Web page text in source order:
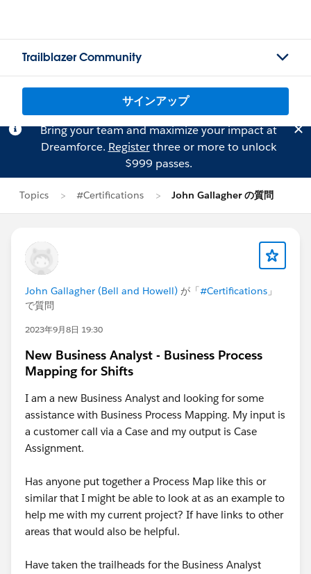
Trailblazer Community
サインアップ
Bring your team and maximize your impact at
Dreamforce. Registerthree or more to unlock
$999 passes.
Topics #Certifications John Gallagher の質問
John Gallagher (Bell and Howell) が「#Certifications 」
で質問
2023年9月8日 19:30
New Business Analyst - Business Process
Mapping for Shifts
I am a new Business Analyst and looking for some
assistance with Business Process Mapping. My input is
a customer call via a Case and my output is Case
Assignment.
Has anyone put together a Process Map like this or
similar that I might be able to look at as an example to
help me with my current project? If have links to other
areas that would also be helpful.
Have taken the trailheads for the Business Analyst